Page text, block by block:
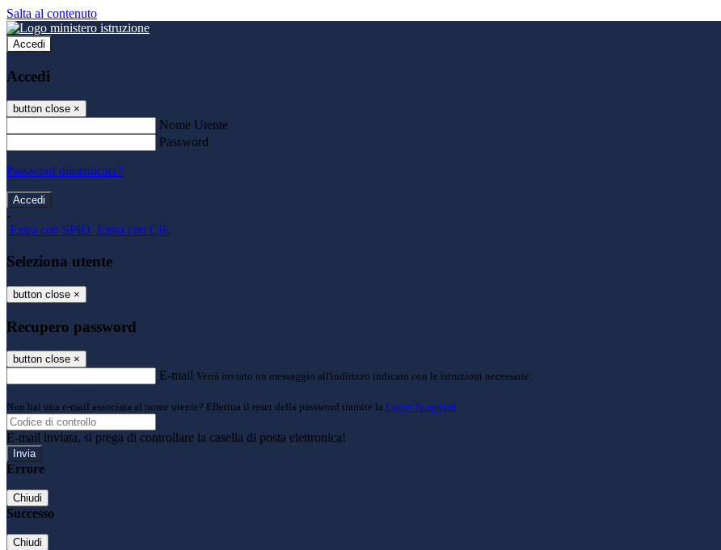
Salta al contenuto
Accedi
Accedi
button close ×
Nome Utente
Password
Password dimenticata?
-
Entra con SPID Entra con CIE
Seleziona utente
button close ×
Recupero password
button close ×
E-mail Verrà inviato un messaggio all'indirizzo indicato con le istruzioni necessarie.
Non hai una e-mail associata al nome utente? Effettua il reset della password tramite la Login Spaggiari
E-mail inviata, si prega di controllare la casella di posta elettronica!
Errore
Chiudi
Successo
Chiudi